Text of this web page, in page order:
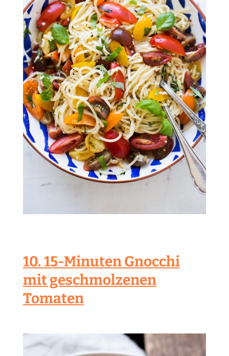
10. 15-Minuten Gnocchi
mit geschmolzenen
Tomaten